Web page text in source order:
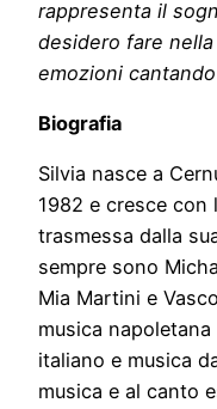
rappresenta il
desidero fare
emozioni
Biografia
Silvia nasce a
1982 e cresce con
trasmessa dalla
sempre sono
Mia Martini e
musica
italiano e musica
musica e al canto